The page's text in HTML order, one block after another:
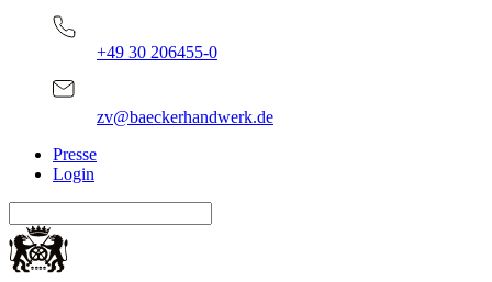
+49 30 206455-0
zv@baeckerhandwerk.de
Presse
Login